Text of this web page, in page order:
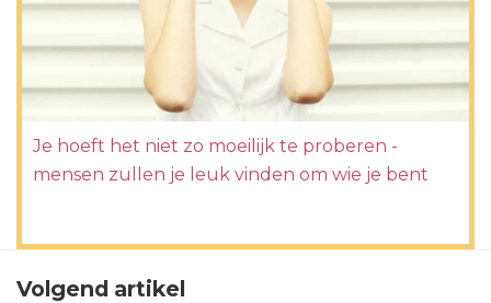
Je hoeft het niet zo moeilijk te proberen -
mensen zullen je leuk vinden om wie je bent
Volgend artikel